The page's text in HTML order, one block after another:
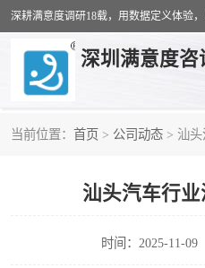
深圳满意度咨
当前位置： 首页 > 公司动态 > 汕
汕头汽车行
时间：2025-11-09
客户满意度调查
公共事务满意度调查